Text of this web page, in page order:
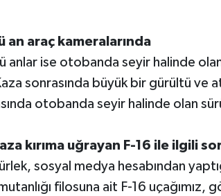
an araç kameralarında
anlar ise otobanda seyir halinde olan
sonrasında büyük bir gürültü
otobanda seyir halinde olan
kırıma uğrayan F-16 ile ilgili
sosyal medya hesabından
filosuna ait F-16 uçağımız,